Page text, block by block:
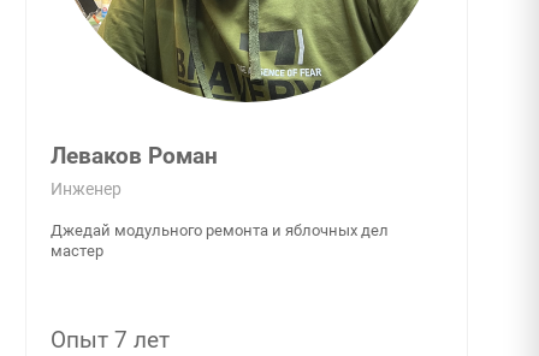
Леваков Роман
Инженер
Джедай модульного ремонта и яблочных дел
мастер
Опыт 7 лет